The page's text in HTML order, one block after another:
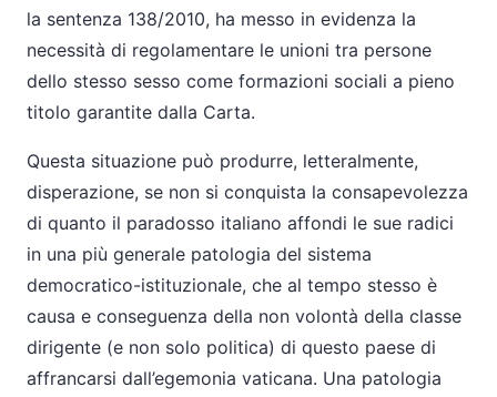
la sentenza 138/2010, ha messo in evidenza la
necessità di regolamentare le unioni tra persone
dello stesso sesso come formazioni sociali a pieno
titolo garantite dalla Carta.
Questa situazione può produrre, letteralmente,
disperazione, se non si conquista la consapevolezza
di quanto il paradosso italiano affondi le sue radici
in una più generale patologia del sistema
democratico-istituzionale, che al tempo stesso è
causa e conseguenza della non volontà della classe
dirigente (e non solo politica) di questo paese di
affrancarsi dall’egemonia vaticana. Una patologia